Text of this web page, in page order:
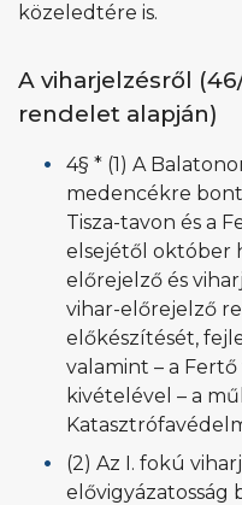
közeledtére is.
A viharjelzésről
rendelet alapján)
4§ * (1) A
medencékre
Tisza-tavon és a
elsejétől október
előrejelző és
vihar-előrejelző
előkészítését,
valamint – a
kivételével – a
(2) Az I. fokú
elővigyázatosság